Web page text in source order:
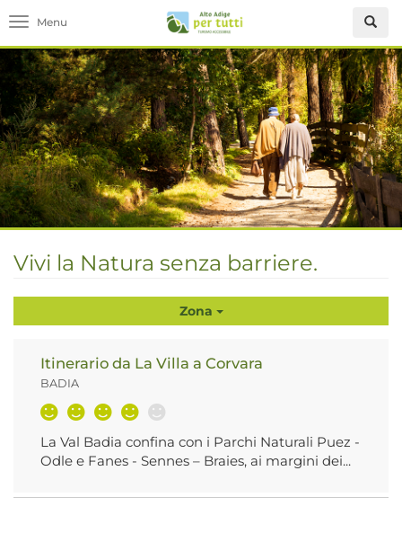
Toggle navigation
Vivi la Natura senza barriere.
Zona
Itinerario da La Villa a Corvara
BADIA
La Val Badia confina con i Parchi Naturali Puez -
Odle e Fanes - Sennes – Braies, ai margini dei...